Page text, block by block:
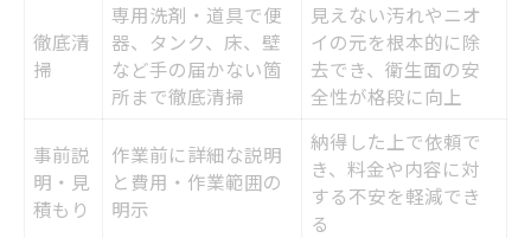
徹底清
掃
専用洗剤・道具で便
器、タンク、床、壁
など手の届かない箇
所まで徹底清掃
見えない汚れやニオ
イの元を根本的に除
去でき、衛生面の安
全性が格段に向上
事前説
明・見
積もり
作業前に詳細な説明
と費用・作業範囲の
明示
納得した上で依頼で
き、料金や内容に対
する不安を軽減でき
る